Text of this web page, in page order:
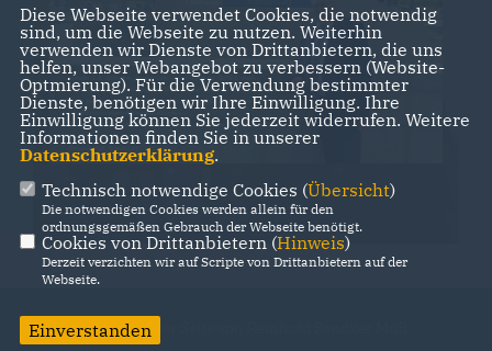
Willkommen auf der Seite von Reinhold Sendker MdB
Diese Webseite verwendet Cookies, die notwendig
sind, um die Webseite zu nutzen. Weiterhin
verwenden wir Dienste von Drittanbietern, die uns
helfen, unser Webangebot zu verbessern (Website-
Optmierung). Für die Verwendung bestimmter
Dienste, benötigen wir Ihre Einwilligung. Ihre
Einwilligung können Sie jederzeit widerrufen. Weitere
Informationen finden Sie in unserer
Datenschutzerklärung.
Technisch notwendige Cookies (Übersicht)
Die notwendigen Cookies werden allein für den
ordnungsgemäßen Gebrauch der Webseite benötigt.
Cookies von Drittanbietern (Hinweis)
Derzeit verzichten wir auf Scripte von Drittanbietern auf der
Webseite.
Einverstanden